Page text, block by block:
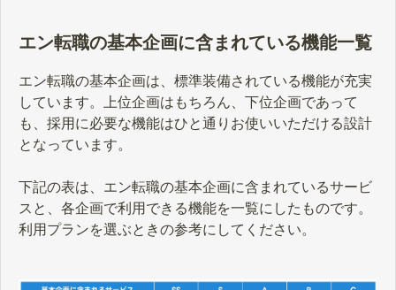
エン転職の基本企画に含まれている機能一覧
エン転職の基本企画は、標準装備されている機能が充実
しています。上位企画はもちろん、下位企画であって
も、採用に必要な機能はひと通りお使いいただける設計
となっています。
下記の表は、エン転職の基本企画に含まれているサービ
スと、各企画で利用できる機能を一覧にしたものです。
利用プランを選ぶときの参考にしてください。